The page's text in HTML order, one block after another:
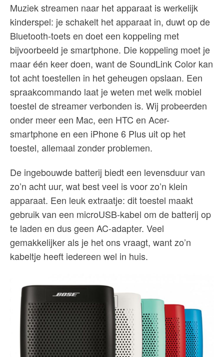
Muziek streamen naar het apparaat is werkelijk
kinderspel: je schakelt het apparaat in, duwt op de
Bluetooth-toets en doet een koppeling met
bijvoorbeeld je smartphone. Die koppeling moet je
maar één keer doen, want de SoundLink Color kan
tot acht toestellen in het geheugen opslaan. Een
spraakcommando laat je weten met welk mobiel
toestel de streamer verbonden is. Wij probeerden
onder meer een Mac, een HTC en Acer-
smartphone en een iPhone 6 Plus uit op het
toestel, allemaal zonder problemen.
De ingebouwde batterij biedt een levensduur van
zo’n acht uur, wat best veel is voor zo’n klein
apparaat. Een leuk extraatje: dit toestel maakt
gebruik van een microUSB-kabel om de batterij op
te laden en dus geen AC-adapter. Veel
gemakkelijker als je het ons vraagt, want zo’n
kabeltje heeft iedereen wel in huis.